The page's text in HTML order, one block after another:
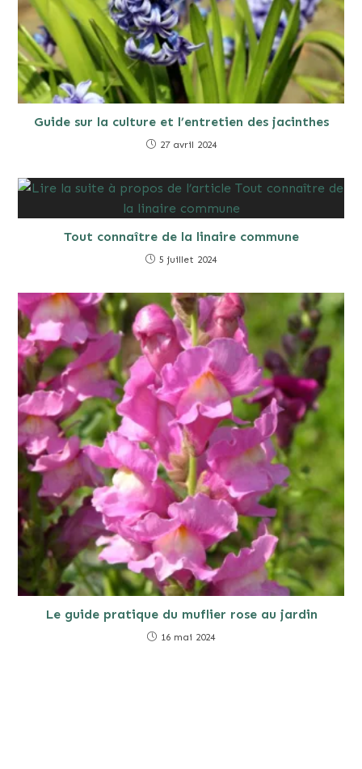
Guide sur la culture et l’entretien des jacinthes
27 avril 2024
Tout connaître de la linaire commune
5 juillet 2024
Le guide pratique du muflier rose au jardin
16 mai 2024